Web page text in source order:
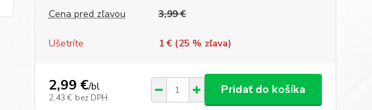
Cena pred zľavou
3,99 €
Ušetríte 1 € (25% zľava)
2,99 €/bl
2,43 € bez DPH
Pridať do košíka